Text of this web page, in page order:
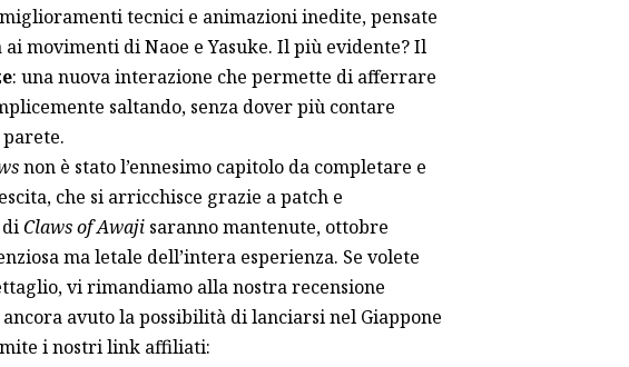
tecnici e animazioni inedite, pensate
movimenti di Naoe e Yasuke. Il più evidente? Il
: una nuova interazione che permette di afferrare
saltando, senza dover più contare
non è stato l’ennesimo capitolo da completare e
che si arricchisce grazie a patche
diClaws of Awajisaranno mantenute, ottobre
ma letale dell’intera esperienza. Se volete
vi rimandiamo allanostra recensione
avuto la possibilità di lanciarsi nel Giappone
i nostri link affiliati: